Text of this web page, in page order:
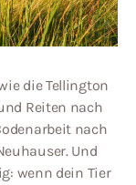
die Tellington
Reiten nach
nach
Und
wenn dein Tier